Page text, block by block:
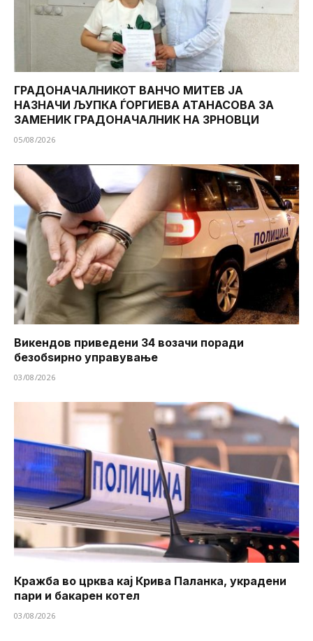
ГРАДОНАЧАЛНИКОТ ВАНЧО МИТЕВ ЈА
НАЗНАЧИ ЉУПКА ЃОРГИЕВА АТАНАСОВА ЗА
ЗАМЕНИК ГРАДОНАЧАЛНИК НА ЗРНОВЦИ
05/08/2026
Викендов приведени 34 возачи поради
безобѕирно управување
03/08/2026
Кражба во црква кај Крива Паланка, украдени
пари и бакарен котел
03/08/2026